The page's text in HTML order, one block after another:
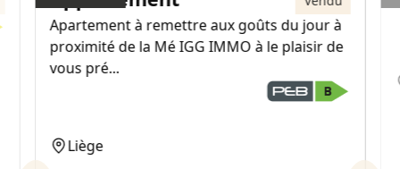
Apartement à remettre aux goûts du jour à
proximité de la Mé IGG IMMO à le plaisir de
vous pré...
Liège